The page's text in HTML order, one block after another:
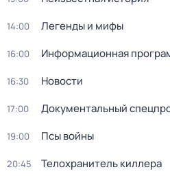
14:00 Легенды и мифы
16:00 Информационная
16:30 Новости
17:00 Документaльный
19:00 Псы войны
20:45 Телoхранитeль киллера